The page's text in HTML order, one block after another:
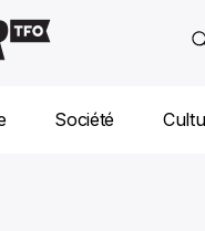
Société